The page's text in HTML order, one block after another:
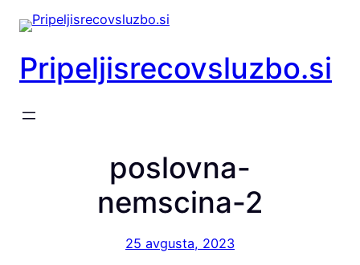
Preskoči
na
vsebino
Pripeljisrecovsluzbo.si
poslovna-
nemscina-2
25 avgusta, 2023